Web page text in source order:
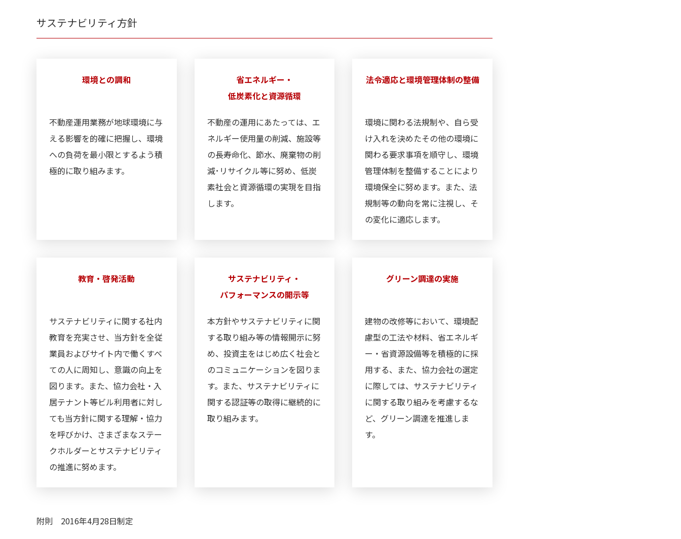
サステナビリティ方針
環境との調和
不動産運用業務が地球環境に与
える影響を的確に把握し、環境
への負荷を最小限とするよう積
極的に取り組みます。
省エネルギー・
低炭素化と資源循環
不動産の運用にあたっては、エ
ネルギー使用量の削減、施設等
の長寿命化、節水、廃棄物の削
減･リサイクル等に努め、低炭
素社会と資源循環の実現を目指
します。
法令適応と環境管理体制の整備
環境に関わる法規制や、自ら受
け入れを決めたその他の環境に
関わる要求事項を順守し、環境
管理体制を整備することにより
環境保全に努めます。また、法
規制等の動向を常に注視し、そ
の変化に適応します。
教育・啓発活動
サステナビリティに関する社内
教育を充実させ、当方針を全従
業員およびサイト内で働くすべ
ての人に周知し、意識の向上を
図ります。また、協力会社・入
居テナント等ビル利用者に対し
ても当方針に関する理解・協力
を呼びかけ、さまざまなステー
クホルダーとサステナビリティ
の推進に努めます。
サステナビリティ・
パフォーマンスの開示等
本方針やサステナビリティに関
する取り組み等の情報開示に努
め、投資主をはじめ広く社会と
のコミュニケーションを図りま
す。また、サステナビリティに
関する認証等の取得に継続的に
取り組みます。
グリーン調達の実施
建物の改修等において、環境配
慮型の工法や材料、省エネルギ
ー・省資源設備等を積極的に採
用する、また、協力会社の選定
に際しては、サステナビリティ
に関する取り組みを考慮するな
ど、グリーン調達を推進しま
す。
附則 2016年4月28日制定